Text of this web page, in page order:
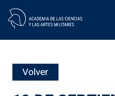
content
Volver